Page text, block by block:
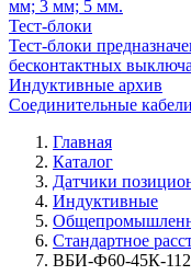
мм; 3 мм; 5 мм.
Тест-блоки
Тест-блоки
бесконтактных
Индуктивные архив
Соединительные
Главная
Каталог
Датчики
Индуктивные
Стандартное
ВБИ-Ф60-45К-